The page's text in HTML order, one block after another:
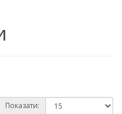
Показати: